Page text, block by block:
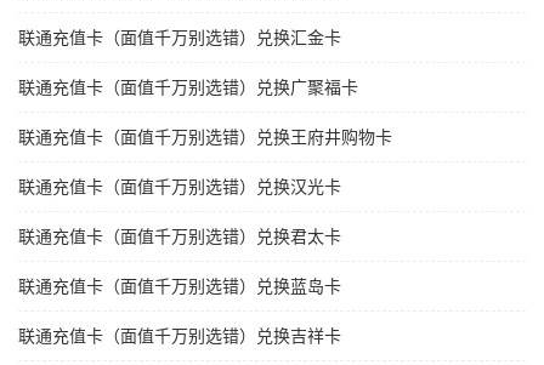
联通充值卡（面值千万别选错）兑换汇金卡
联通充值卡（面值千万别选错）兑换广聚福卡
联通充值卡（面值千万别选错）兑换王府井购物卡
联通充值卡（面值千万别选错）兑换汉光卡
联通充值卡（面值千万别选错）兑换君太卡
联通充值卡（面值千万别选错）兑换蓝岛卡
联通充值卡（面值千万别选错）兑换吉祥卡